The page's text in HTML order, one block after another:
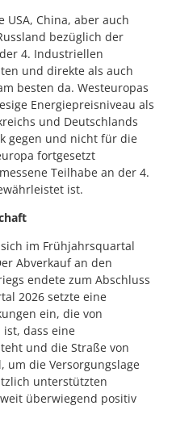
China, aber auch
bezüglich der
4. Industriellen
und direkte als auch
besten da. Westeuropas
Energiepreisniveau als
und Deutschlands
gegen und nicht für die
fortgesetzt
Teilhabe an der 4.
ist.
im Frühjahrsquartal
Abverkauf an den
endete zum Abschluss
2026 setzte eine
ein, die von
dass eine
und die Straße von
um die Versorgungslage
unterstützten
überwiegend positiv